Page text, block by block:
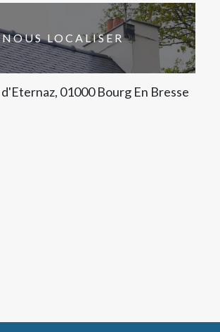
NOUS LOCALISER
01000 Bourg En Bresse